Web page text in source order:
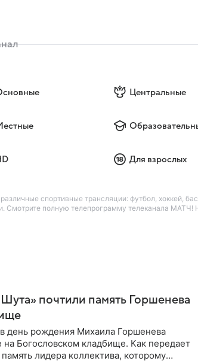
Центральные
Для взрослых
спортивные трансляции: футбол, хоккей,
полную телепрограмму телеканала МАТЧ!
почтили память Горшенева
день рождения Михаила Горшенева
на Богословском кладбище. Как передает
лидера коллектива, которому